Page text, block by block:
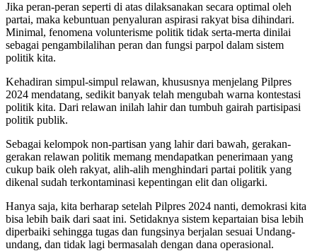
Jika peran-peran seperti di atas dilaksanakan secara optimal oleh
partai, maka kebuntuan penyaluran aspirasi rakyat bisa dihindari.
Minimal, fenomena volunterisme politik tidak serta-merta dinilai
sebagai pengambilalihan peran dan fungsi parpol dalam sistem
politik kita.
Kehadiran simpul-simpul relawan, khususnya menjelang Pilpres
2024 mendatang, sedikit banyak telah mengubah warna kontestasi
politik kita. Dari relawan inilah lahir dan tumbuh gairah partisipasi
politik publik.
Sebagai kelompok non-partisan yang lahir dari bawah, gerakan-
gerakan relawan politik memang mendapatkan penerimaan yang
cukup baik oleh rakyat, alih-alih menghindari partai politik yang
dikenal sudah terkontaminasi kepentingan elit dan oligarki.
Hanya saja, kita berharap setelah Pilpres 2024 nanti, demokrasi kita
bisa lebih baik dari saat ini. Setidaknya sistem kepartaian bisa lebih
diperbaiki sehingga tugas dan fungsinya berjalan sesuai Undang-
undang, dan tidak lagi bermasalah dengan dana operasional.